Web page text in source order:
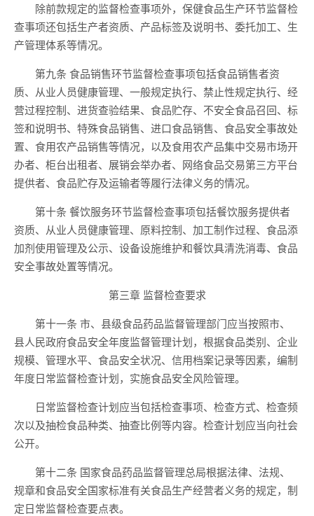
除前款规定的监督检查事项外，保健食品生产环节监督检
查事项还包括生产者资质、产品标签及说明书、委托加工、生
产管理体系等情况。
第九条 食品销售环节监督检查事项包括食品销售者资
质、从业人员健康管理、一般规定执行、禁止性规定执行、经
营过程控制、进货查验结果、食品贮存、不安全食品召回、标
签和说明书、特殊食品销售、进口食品销售、食品安全事故处
置、食用农产品销售等情况，以及食用农产品集中交易市场开
办者、柜台出租者、展销会举办者、网络食品交易第三方平台
提供者、食品贮存及运输者等履行法律义务的情况。
第十条 餐饮服务环节监督检查事项包括餐饮服务提供者
资质、从业人员健康管理、原料控制、加工制作过程、食品添
加剂使用管理及公示、设备设施维护和餐饮具清洗消毒、食品
安全事故处置等情况。
第三章 监督检查要求
第十一条 市、县级食品药品监督管理部门应当按照市、
县人民政府食品安全年度监督管理计划，根据食品类别、企业
规模、管理水平、食品安全状况、信用档案记录等因素，编制
年度日常监督检查计划，实施食品安全风险管理。
日常监督检查计划应当包括检查事项、检查方式、检查频
次以及抽检食品种类、抽查比例等内容。检查计划应当向社会
公开。
第十二条 国家食品药品监督管理总局根据法律、法规、
规章和食品安全国家标准有关食品生产经营者义务的规定，制
定日常监督检查要点表。